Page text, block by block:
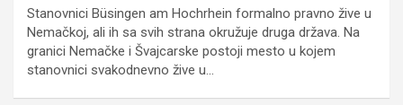
Stanovnici Büsingen am Hochrhein formalno pravno žive u
Nemačkoj, ali ih sa svih strana okružuje druga država. Na
granici Nemačke i Švajcarske postoji mesto u kojem
stanovnici svakodnevno žive u…